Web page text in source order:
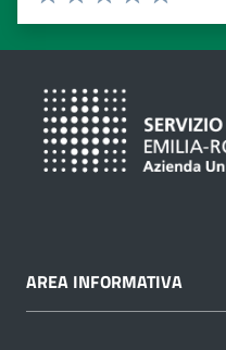
Valuta 5
Valuta 4
Valuta 3 stelle su
Valuta 2 stelle su 5
Valuta 1 stelle su 5
AREA INFORMATIVA